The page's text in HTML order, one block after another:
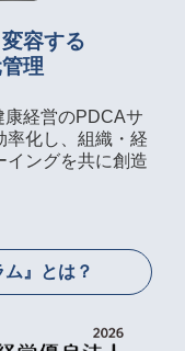
容する
理
康経営のPDCAサ
率化し、組織・経
イングを共に創造
ム』とは？